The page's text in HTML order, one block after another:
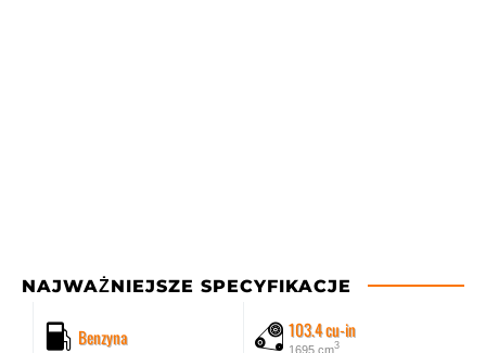
NAJWAŻNIEJSZE SPECYFIKACJE
Benzyna 103.4 cu-in
1695 cm3